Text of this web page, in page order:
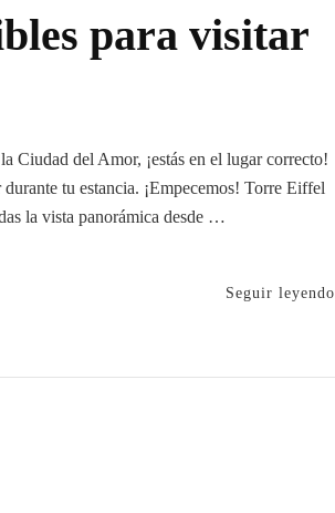
para visitar
Ciudad del Amor, ¡estás en el lugar correcto!
tu estancia. ¡Empecemos! Torre Eiffel
la vista panorámica desde …
Seguir leyendo